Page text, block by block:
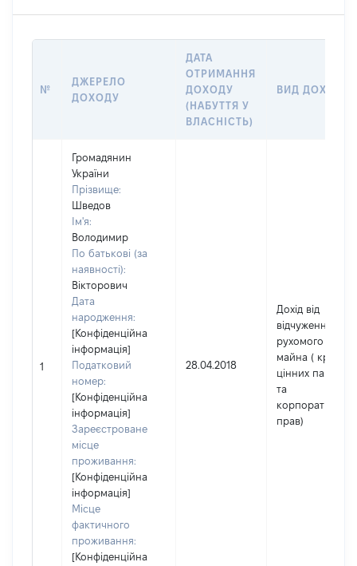
№
ДЖЕРЕЛО
ДОХОДУ
ДАТА
ОТРИМАННЯ
ДОХОДУ
(НАБУТТЯ У
ВЛАСНІСТЬ)
ВИД ДОХОДУ
1
Громадянин
України
Прізвище:
Шведов
Ім'я:
Володимир
По батькові (за
наявності):
Вікторович
Дата
народження:
[Конфіденційна
інформація]
Податковий
номер:
[Конфіденційна
інформація]
Зареєстроване
місце
проживання:
[Конфіденційна
інформація]
Місце
фактичного
проживання:
[Конфіденційна
28.04.2018
Дохід від
відчуження
рухомого
майна ( крім
цінних паперів
та
корпоративних
прав)